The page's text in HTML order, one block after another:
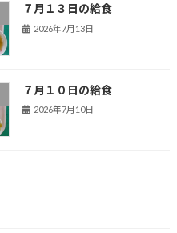
７月１３日の給食
2026年7月13日
７月１０日の給食
2026年7月10日